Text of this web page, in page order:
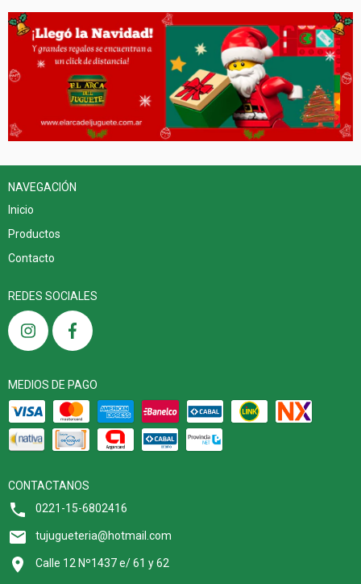
NAVEGACIÓN
Inicio
Productos
Contacto
REDES SOCIALES
MEDIOS DE PAGO
CONTACTANOS
0221-15-6802416
tujugueteria@hotmail.com
Calle 12 Nº1437 e/ 61 y 62